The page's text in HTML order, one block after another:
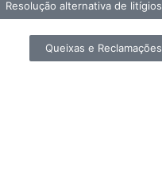
Resolução alternativa de litígios
Queixas e Reclamações